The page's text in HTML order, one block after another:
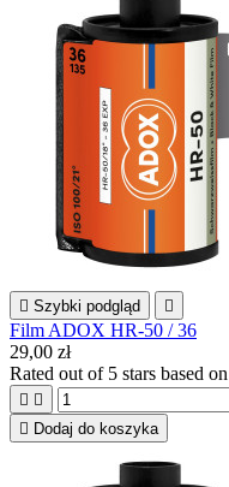
 Szybki podgląd 
Film ADOX HR-50 / 36
29,00 zł
Rated out of 5 stars based on
 
 Dodaj do koszyka